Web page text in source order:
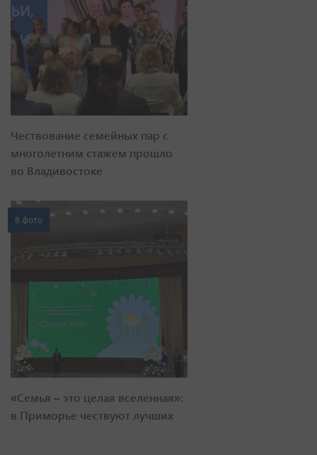
Чествование семейных пар с
многолетним стажем прошло
во Владивостоке
8 фото
«Семья – это целая вселенная»:
в Приморье чествуют лучших